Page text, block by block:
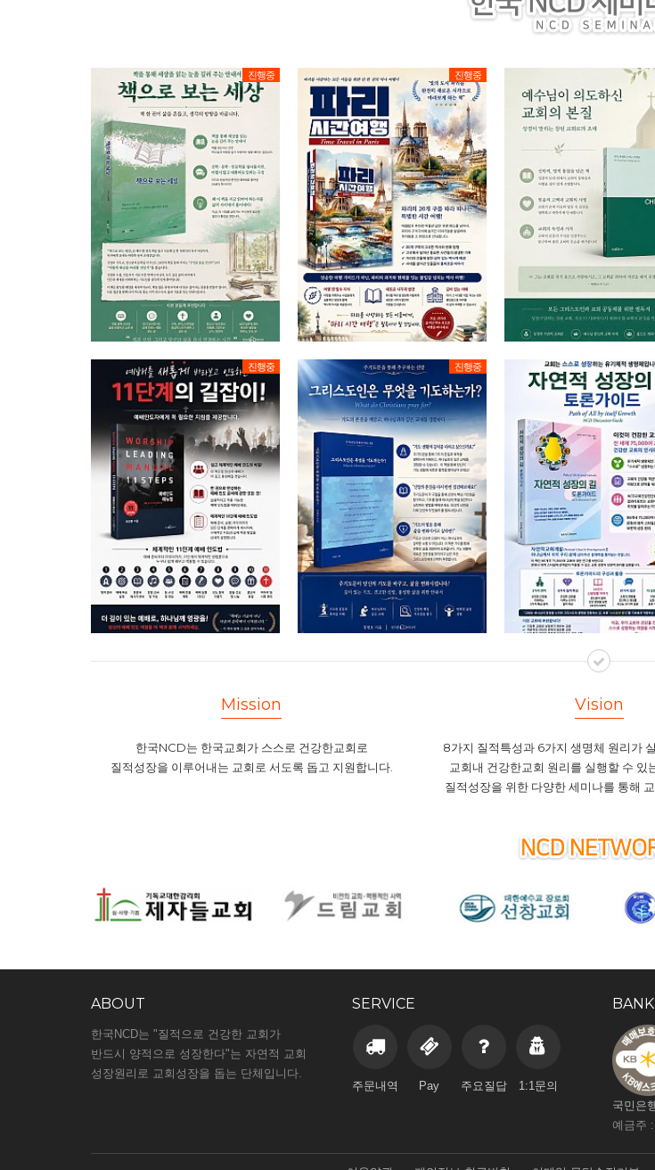
소그룹 리더 자기 평가서
NCD 3가지 색깔 원리를 반영한 설…
소그룹리더 집중훈련" 1회차…
기능적 조직, 살아있는 교회를 위한 …
진행중 진행중
진행중 진행중
Mission
한국NCD는 한국교회가 스스로 건강한교회로
질적성장을 이루어내는 교회로 서도록 돕고 지원합니다.
Vision
8가지 질적특성과 6가지 생명체 원리가
교회내 건강한교회 원리를 실행할 수 있
질적성장을 위한 다양한 세미나를 통해
ABOUT
한국NCD는 "질적으로 건강한 교회가
반드시 양적으로 성장한다"는 자연적 교회
성장원리로 교회성장을 돕는 단체입니다.
SERVICE
주문내역 Pay 주요질답 1:1문의
국민은
예금주